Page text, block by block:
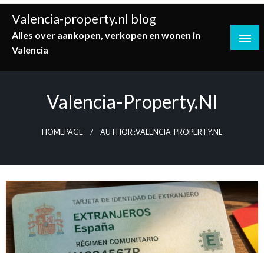
Skip
content
Valencia-property.nl blog
Alles over aankopen, verkopen en wonen in
Valencia
Valencia-Property.nl
HOMEPAGE AUTHOR :VALENCIA-PROPERTY.NL